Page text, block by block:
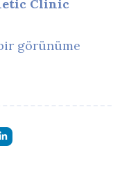
Clinic
görünüme